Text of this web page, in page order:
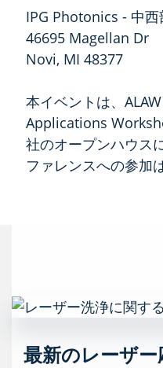
IPG Photonics - 中
46695 Magellan Dr
Novi, MI 48377
本イベントは、
Applications
社のオープンハウス
ファレンスへの参加
最新のレーザ